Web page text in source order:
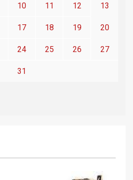
10 11 12 13
17 18 19 20
24 25 26 27
31